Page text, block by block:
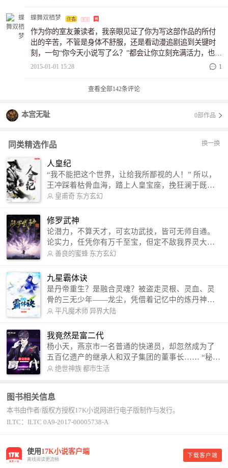
蝶舞双栖梦
作为你的室友兼读者，我亲眼见证了你为写这部作品的所付
出的辛苦，不管是身体不舒服，还是看动漫追剧追到关键时
刻，一句“你今天小说写了么？”都会让你立刻充满活力，也许
是你作为一个作者出于对读者的责任吧，你都会马上开始你
盘的声音，看到一个带着耳机安静码字的身影，每当那时你
的文章中有所感受。说实话，你是一个活泼好动的女孩，但
这么一说，也别太当真），还真给人一种静若处子的感觉。
说实话，其实我挺羡...
2015-01-01 15:28 1
查看全部142条评论
本宫无耻 0部作品
同类精选作品 换一换
人皇纪
“我不能把这个世界，让给我所鄙视的人！” 所以，
王冲踩着枯骨血海，踏上人皇宝座，挽狂澜于既
倒，扶大厦之将倾，成就了一段无上的传说！ 微信
微博：皇甫奇（地址：http://weibo.com/u/25284575
87） QQ交流群：320238210【普通群】 574501330
【VIP订阅群】 欢迎大家关注。
皇甫奇 东方玄幻
修罗武神
论潜力，不算天才，可玄功武技，皆可无师自通。
论实力，任凭你有万千至宝，但定不敌我界灵大
军。 我是谁？天下众生视我为修罗，却不知，我以
信公众号：善良的蜜蜂后援会）
善良的蜜蜂 东方玄幻
九星霸体诀
是丹帝重生？是融合灵魂？被盗走灵根、灵血、灵
骨的三无少年——龙尘，凭借着记忆中的炼丹神
术，修行神秘功法九星霸体诀，拨开重重迷雾，解
勾搭各色美女，镇压恶鬼邪神。 江湖传闻：龙
尘一到，地吼天啸。龙尘一出，鬼泣神哭。 本
故事纯属虚构，如有雷同，那就是真事儿，想要对
号入座，抓紧时间进群：487963015 微信公众号：
平凡魔术师,或者搜索：pingfanmoshushi1982,公众
平凡魔术师 异界大陆
我竟然是富二代
杨小天，燕京市一名普通的快递员，却忽然成为了
五百亿遗产的继承人和双子集团的董事长…… “秘
书，给我定制一套百亿富翁的吃喝住行标准！” “好
呢？” “回杨总，开车太堵，已经给你安排了直升
机。” 从此，开启杨小天的百亿富翁之旅，只有他不
敢想的，没有秘书办不到的。
绝世神族 都市生活
图书相关信息
本书由作者/版权方授权17K小说网进行电子版制作与发行。
ILTC：ILTC 0A9-2017-00005738-A
使用 17K小说客户端
离线阅读更流畅
下载客户端